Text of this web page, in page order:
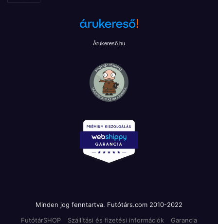
Árukereső.hu
Minden jog fenntartva. Futótárs.com 2010-2022
FutótárSHOP
Szállítási és fizetési információk Garancia